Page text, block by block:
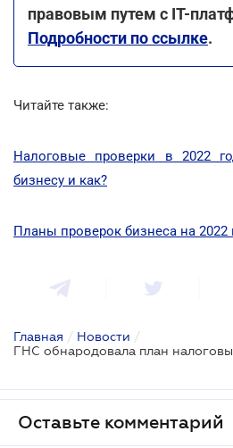
правовым путем с ІТ-
Подробности по ссылке.
Читайте также:
Налоговые проверки в 2022
бизнесу и как?
Планы проверок бизнеса на 2022
Главная / Новости /
Оставьте комментарий